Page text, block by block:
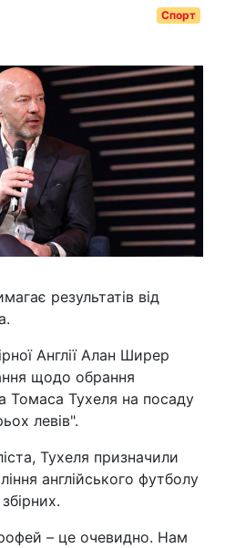
Спорт
результатів від
Англії Алан Ширер
щодо обрання
Томаса Тухеля на посаду
левів".
Тухеля призначили
англійського футболу
– це очевидно. Нам